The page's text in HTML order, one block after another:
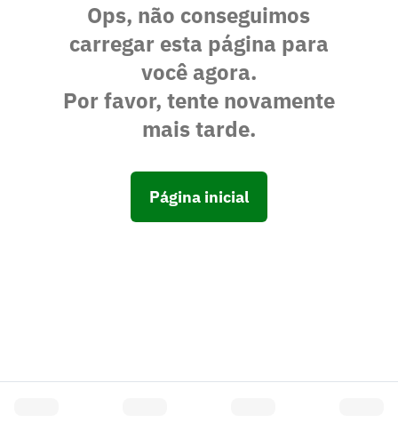
Ops, não conseguimos
carregar esta página para
você agora.
Por favor, tente novamente
mais tarde.
Página inicial